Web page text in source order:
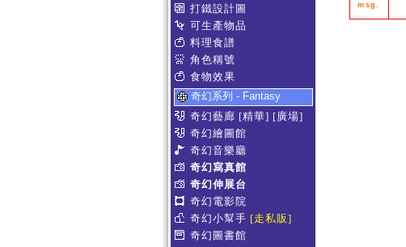
打鐵設計圖
可生產物品
料理食譜
角色稱號
食物效果
奇幻系列 - Fantasy
奇幻藝廊 [精華] [廣場]
奇幻繪圖館
奇幻音樂廳
奇幻寫真館
奇幻伸展台
奇幻電影院
奇幻小幫手 [走私販]
奇幻圖書館
msg.